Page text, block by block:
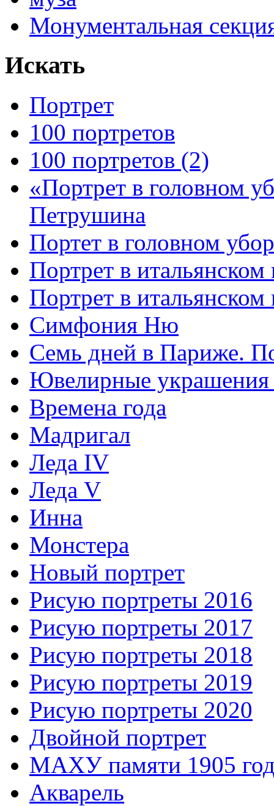
Монументальная
Искать
Портрет
100 портретов
100 портретов (2)
«Портрет в головном
Петрушина
Портет в головном
Портрет в
Портрет в
Симфония Ню
Семь дней в Париже.
Ювелирные украшения
Времена года
Мадригал
Леда IV
Леда V
Инна
Монстера
Новый портрет
Рисую портреты 2016
Рисую портреты 2017
Рисую портреты 2018
Рисую портреты 2019
Рисую портреты 2020
Двойной портрет
МАХУ памяти 1905
Акварель